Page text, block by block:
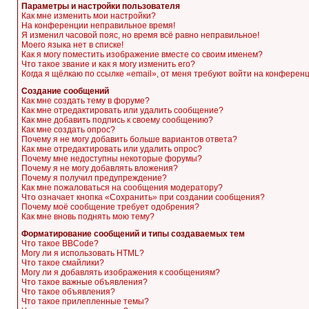
Параметры и настройки пользователя
Как мне изменить мои настройки?
На конференции неправильное время!
Я изменил часовой пояс, но время всё равно неправильное!
Моего языка нет в списке!
Как я могу поместить изображение вместе со своим именем?
Что такое звание и как я могу изменить его?
Когда я щёлкаю по ссылке «email», от меня требуют войти на
Создание сообщений
Как мне создать тему в форуме?
Как мне отредактировать или удалить сообщение?
Как мне добавить подпись к своему сообщению?
Как мне создать опрос?
Почему я не могу добавить больше вариантов ответа?
Как мне отредактировать или удалить опрос?
Почему мне недоступны некоторые форумы?
Почему я не могу добавлять вложения?
Почему я получил предупреждение?
Как мне пожаловаться на сообщения модератору?
Что означает кнопка «Сохранить» при создании сообщения?
Почему моё сообщение требует одобрения?
Как мне вновь поднять мою тему?
Форматирование сообщений и типы создаваемых тем
Что такое BBCode?
Могу ли я использовать HTML?
Что такое смайлики?
Могу ли я добавлять изображения к сообщениям?
Что такое важные объявления?
Что такое объявления?
Что такое прилепленные темы?